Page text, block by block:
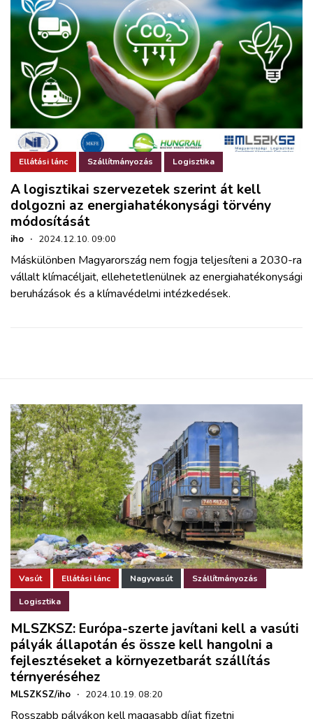
Ellátási lánc Szállítmányozás Logisztika
A logisztikai szervezetek szerint át kell
dolgozni az energiahatékonysági törvény
módosítását
iho · 2024.12.10. 09:00
Máskülönben Magyarország nem fogja teljesíteni a 2030-ra
vállalt klímacéljait, ellehetetlenülnek az energiahatékonysági
beruházások és a klímavédelmi intézkedések.
Vasút Ellátási lánc Nagyvasút Szállítmányozás
Logisztika
MLSZKSZ: Európa-szerte javítani kell a vasúti
pályák állapotán és össze kell hangolni a
fejlesztéseket a környezetbarát szállítás
térnyeréséhez
MLSZKSZ/iho · 2024.10.19. 08:20
Rosszabb pályákon kell magasabb díjat fizetni